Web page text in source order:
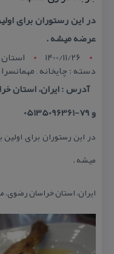
در این رستوران برای
عرضه میشه .
1400/11/26
دسته : چایخانه ,
و ۷۹-05135096361
در این رستوران برای
میشه .
ایران، استان خراسان رضوی،